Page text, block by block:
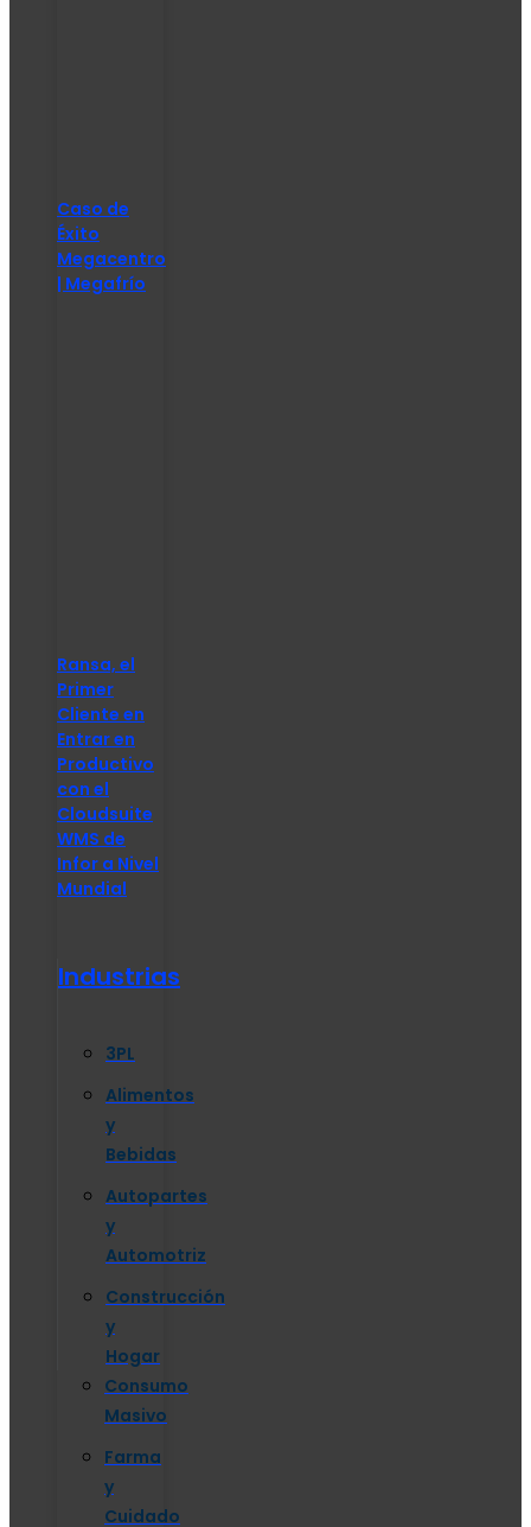
Caso de
Éxito
Megacentro
| Megafrío
Ransa, el
Primer
Cliente en
Entrar en
Productivo
con el
Cloudsuite
WMS de
Infor a Nivel
Mundial
Industrias
3PL
Alimentos
y
Bebidas
Autopartes
y
Automotriz
Construcción
y
Hogar
Consumo
Masivo
Farma
y
Cuidado